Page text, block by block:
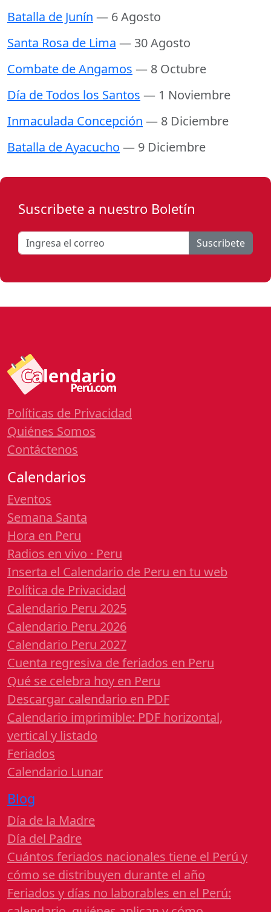
Batalla de Junín — 6 Agosto
Santa Rosa de Lima — 30 Agosto
Combate de Angamos — 8 Octubre
Día de Todos los Santos — 1 Noviembre
Inmaculada Concepción — 8 Diciembre
Batalla de Ayacucho — 9 Diciembre
Suscribete a nuestro Boletín
Suscribete
Políticas de Privacidad
Quiénes Somos
Contáctenos
Calendarios
Eventos
Semana Santa
Hora en Peru
Radios en vivo · Peru
Inserta el Calendario de Peru en tu web
Política de Privacidad
Calendario Peru 2025
Calendario Peru 2026
Calendario Peru 2027
Cuenta regresiva de feriados en Peru
Qué se celebra hoy en Peru
Descargar calendario en PDF
Calendario imprimible: PDF horizontal,
vertical y listado
Feriados
Calendario Lunar
Blog
Día de la Madre
Día del Padre
Cuántos feriados nacionales tiene el Perú y
cómo se distribuyen durante el año
Feriados y días no laborables en el Perú: